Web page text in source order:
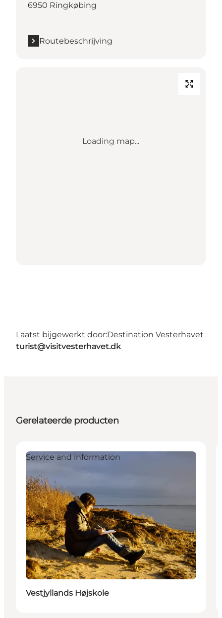
6950 Ringkøbing
Routebeschrijving
Loading map...
Laatst bijgewerkt door:Destination Vesterhavet
turist@visitvesterhavet.dk
Gerelateerde producten
Service and information
Vestjyllands Højskole